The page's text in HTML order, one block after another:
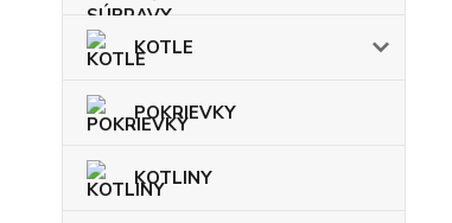
KOTLE
POKRIEVKY
KOTLINY